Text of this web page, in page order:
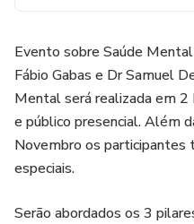
Evento sobre Saúde
Fábio Gabas e Dr Samuel
Mental será realizada em 2
e público presencial. Além
Novembro os participantes
especiais.
Serão abordados os 3